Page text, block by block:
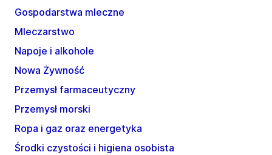
Gospodarstwa mleczne
Mleczarstwo
Napoje i alkohole
Nowa Żywność
Przemysł farmaceutyczny
Przemysł morski
Ropa i gaz oraz energetyka
Środki czystości i higiena osobista